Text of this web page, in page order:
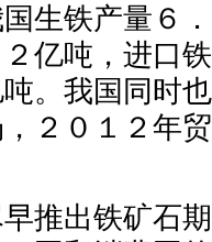
生铁产量６
亿吨，进口
。我国同时
２０１２年
出铁矿石期